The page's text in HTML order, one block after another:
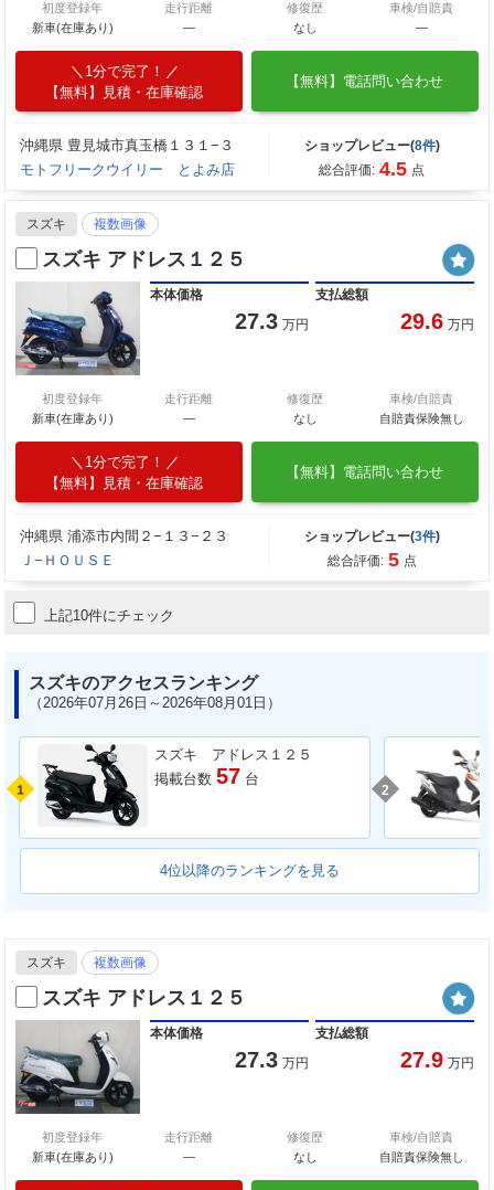
初度登録年
新車(在庫あり)
走行距離
―
修復歴
なし
車検/自賠責
―
1分で完了！
【無料】見積・在庫確認
【無料】電話問い合わせ
沖縄県 豊見城市真玉橋１３１−３
モトフリークウイリー とよみ店
ショップレビュー(8件)
総合評価: 4.5 点
スズキ 複数画像
スズキ アドレス１２５
本体価格
27.3 万円
支払総額
29.6 万円
初度登録年
新車(在庫あり)
走行距離
―
修復歴
なし
車検/自賠責
自賠責保険無し
1分で完了！
【無料】見積・在庫確認
【無料】電話問い合わせ
沖縄県 浦添市内間２−１３−２３
Ｊ−ＨＯＵＳＥ
ショップレビュー(3件)
総合評価: 5 点
上記10件にチェック
スズキのアクセスランキング
（2026年07月26日～2026年08月01日）
1
スズキ アドレス１２５
掲載台数 57 台
2
4位以降のランキングを見る
スズキ 複数画像
スズキ アドレス１２５
本体価格
27.3 万円
支払総額
27.9 万円
初度登録年
新車(在庫あり)
走行距離
―
修復歴
なし
車検/自賠責
自賠責保険無し